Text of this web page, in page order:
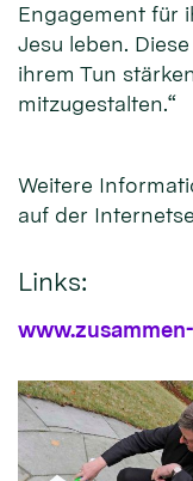
Engagement für
Jesu leben.
ihrem Tun
mitzugestalten.“
Weitere
auf der
Links: